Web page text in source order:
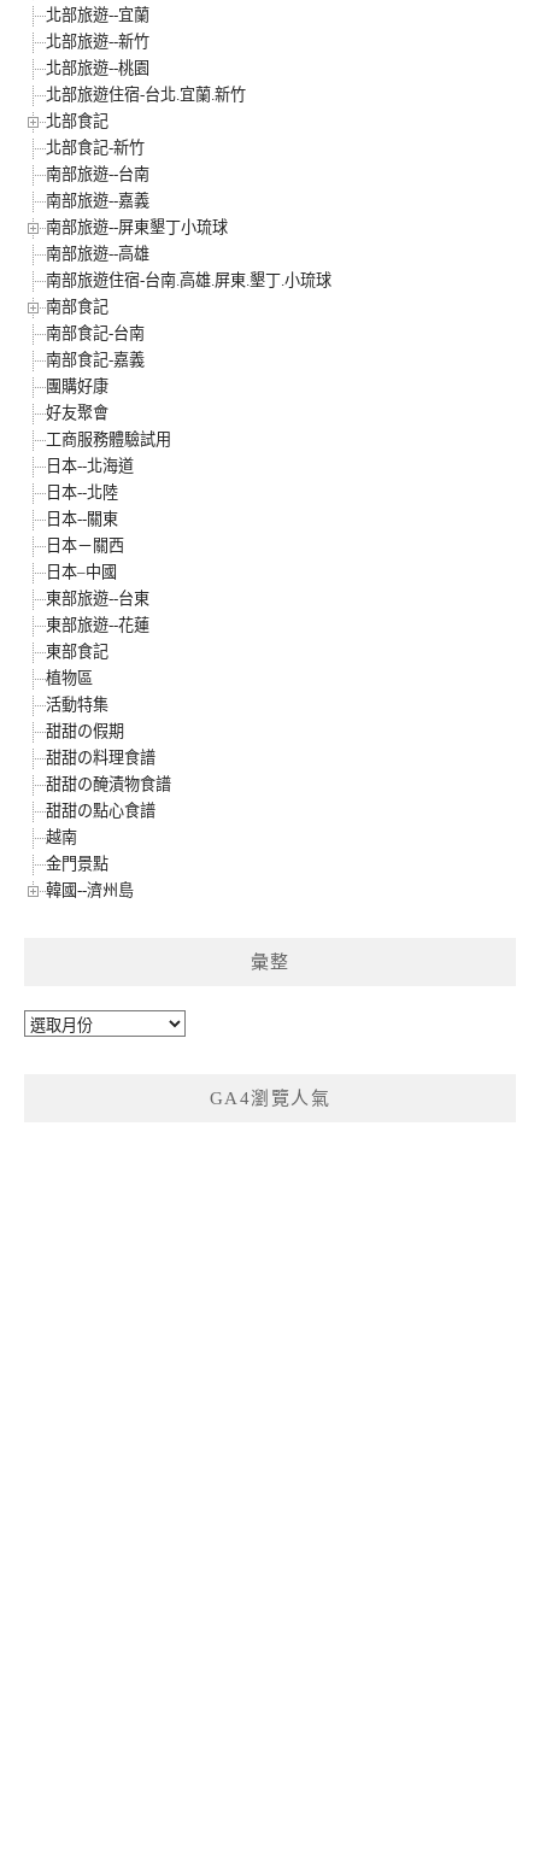
北部旅遊--宜蘭
北部旅遊--新竹
北部旅遊--桃園
北部旅遊住宿-台北.宜蘭.新竹
北部食記
北部食記-新竹
南部旅遊--台南
南部旅遊--嘉義
南部旅遊--屏東墾丁小琉球
南部旅遊--高雄
南部旅遊住宿-台南.高雄.屏東.墾丁.小琉球
南部食記
南部食記-台南
南部食記-嘉義
團購好康
好友聚會
工商服務體驗試用
日本--北海道
日本--北陸
日本--關東
日本－關西
日本–中國
東部旅遊--台東
東部旅遊--花蓮
東部食記
植物區
活動特集
甜甜の假期
甜甜の料理食譜
甜甜の醃漬物食譜
甜甜の點心食譜
越南
金門景點
韓國--濟州島
彙整
彙
GA4瀏覽人氣